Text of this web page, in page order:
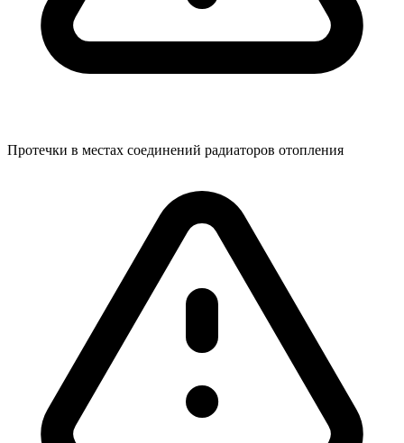
Протечки в местах соединений радиаторов отопления